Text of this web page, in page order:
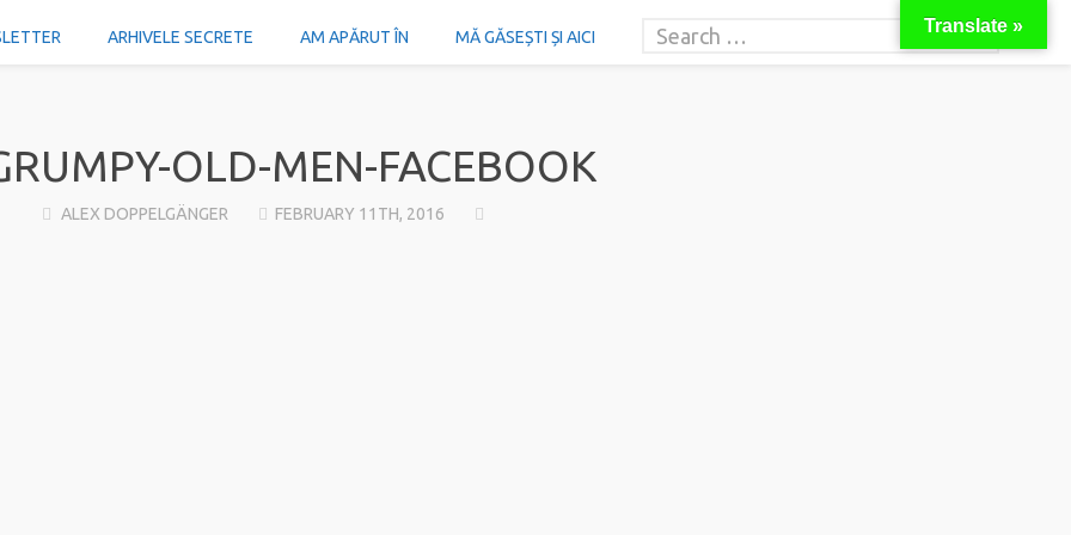
ARHIVELE SECRETE AM APĂRUT ÎN MĂ GĂSEȘTI ȘI AICI
OLD-MEN-FACEBOOK
ALEX DOPPELGÄNGER FEBRUARY 11TH, 2016
Translate »